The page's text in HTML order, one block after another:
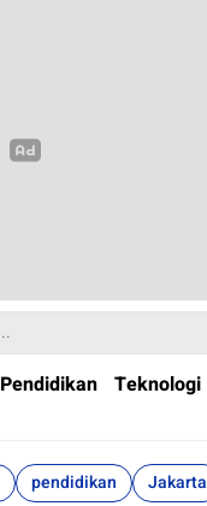
Pendidikan Teknologi
pendidikan Jakarta